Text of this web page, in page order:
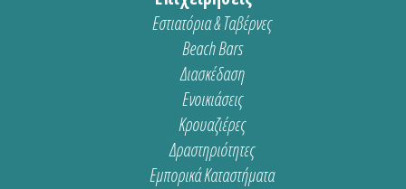
Εστιατόρια & Ταβέρνες
Beach Bars
Διασκέδαση
Ενοικιάσεις
Κρουαζιέρες
Δραστηριότητες
Εμπορικά Καταστήματα